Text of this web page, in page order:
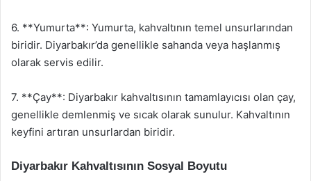
6. **Yumurta**: Yumurta, kahvaltının temel unsurlarından
biridir. Diyarbakır’da genellikle sahanda veya haşlanmış
olarak servis edilir.
7. **Çay**: Diyarbakır kahvaltısının tamamlayıcısı olan çay,
genellikle demlenmiş ve sıcak olarak sunulur. Kahvaltının
keyfini artıran unsurlardan biridir.
Diyarbakır Kahvaltısının Sosyal Boyutu